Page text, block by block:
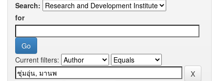
Search:
for
Current filters: